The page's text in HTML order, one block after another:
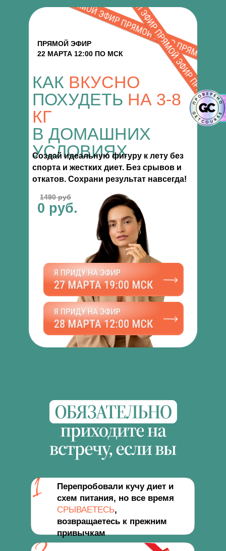
КАК ВКУСНО
ПОХУДЕТЬ НА 3-8
КГ
В ДОМАШНИХ
УСЛОВИЯХ
ПРЯМОЙ ЭФИР
22 МАРТА 12:00 ПО МСК
Создай идеальную фигуру к лету без
спорта и жестких диет. Без срывов и
откатов. Сохрани результат навсегда!
1490 руб
0 руб.
Перепробовали кучу диет и
схем питания, но все время
СРЫВАЕТЕСЬ,
возвращаетесь к прежним
привычкам